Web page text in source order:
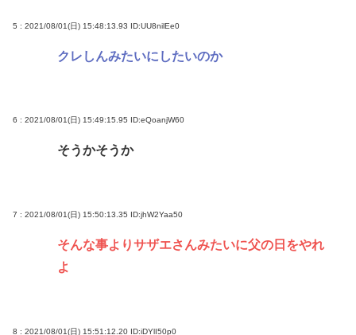
5 : 2021/08/01(日) 15:48:13.93 ID:UU8nilEe0
クレしんみたいにしたいのか
6 : 2021/08/01(日) 15:49:15.95 ID:eQoanjW60
そうかそうか
7 : 2021/08/01(日) 15:50:13.35 ID:jhW2Yaa50
そんな事よりサザエさんみたいに父の日をやれ
よ
8 : 2021/08/01(日) 15:51:12.20 ID:iDYlI50p0